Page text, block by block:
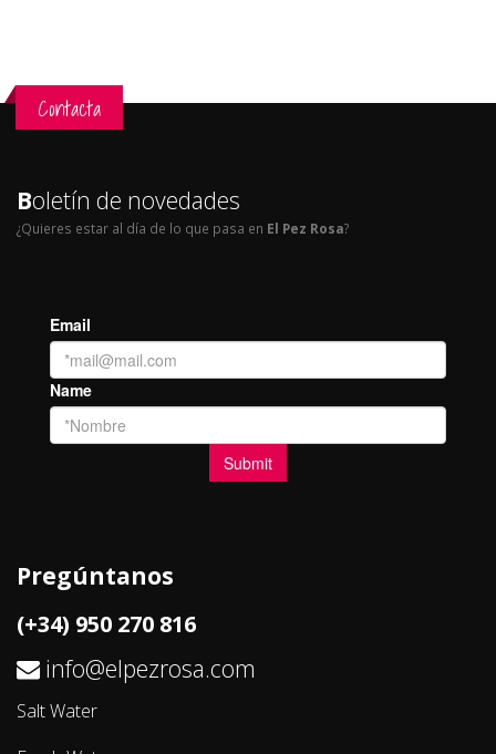
Contacta
Boletín de novedades
¿Quieres estar al día de lo que pasa en El Pez Rosa?
Pregúntanos
(+34) 950 270 816
info@elpezrosa.com
Salt Water